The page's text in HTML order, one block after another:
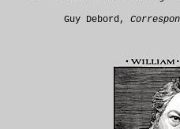
Guy Debord,